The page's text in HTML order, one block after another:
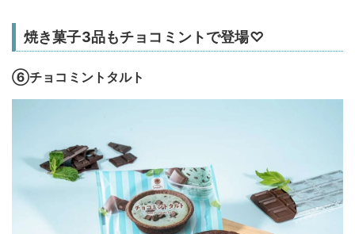
焼き菓子3品もチョコミントで登場♡
⑥チョコミントタルト